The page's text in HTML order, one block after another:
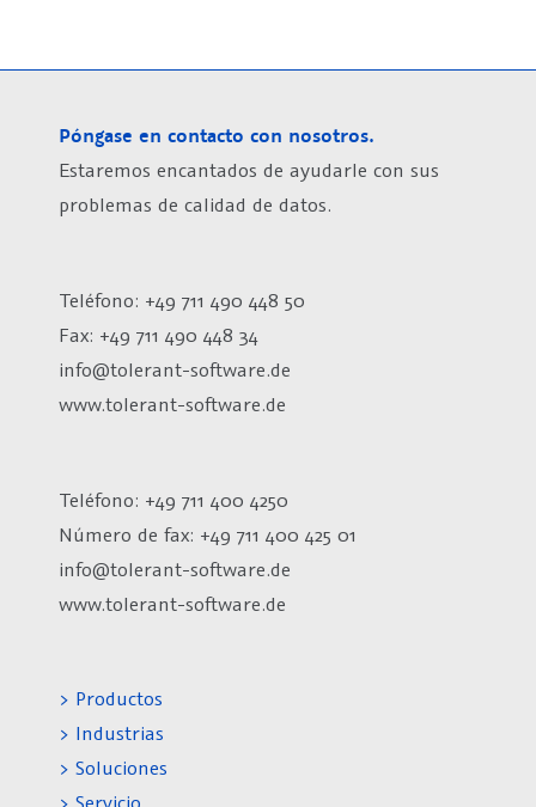
Póngase en contacto con nosotros.
Estaremos encantados de ayudarle con sus
problemas de calidad de datos.
Teléfono: +49 711 490 448 50
Fax: +49 711 490 448 34
info@tolerant-software.de
www.tolerant-software.de
Teléfono: +49 711 400 4250
Número de fax: +49 711 400 425 01
info@tolerant-software.de
www.tolerant-software.de
> Productos
> Industrias
> Soluciones